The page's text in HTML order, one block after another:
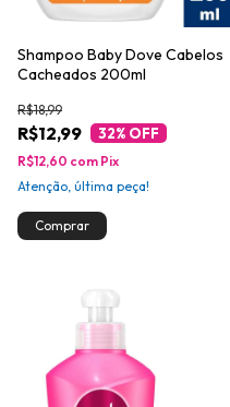
Shampoo Baby Dove Cabelos
Cacheados 200ml
R$12,99
R$18,99
32% OFF
R$12,60 com Pix
Atenção, última peça!